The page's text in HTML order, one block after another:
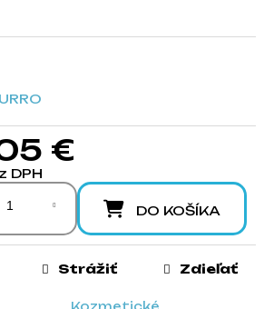
€
DPH
DO KOŠÍKA
Kozmetické
Strážiť Zdieľať